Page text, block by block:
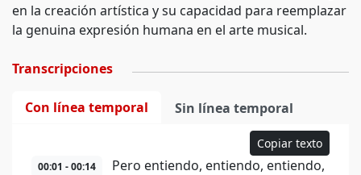
en la creación artística y su capacidad para reemplazar
la genuina expresión humana en el arte musical.
Transcripciones
Con línea temporal Sin línea temporal
Copiar texto
00:01 - 00:14
Pero entiendo, entiendo, entiendo,